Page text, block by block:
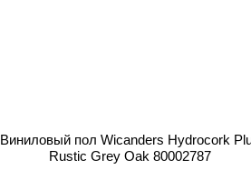
Виниловый пол Wicanders Hydrocork
Rustic Grey Oak 80002787